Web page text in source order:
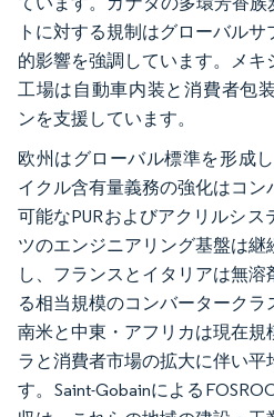
トに対する規制はグローバル
的影響を強調しています。メキ
工場は自動車内装と消費者包
ンを支援しています。
欧州はグローバル標準を形成
イクル含有量義務の強化はコ
可能なPURおよびアクリルシス
ツのエンジニアリング基盤は
し、フランスとイタリアは無
る相当規模のコンバータークラ
南米と中東・アフリカは現在規
ラと消費者市場の拡大に伴い平
す。Saint-Gobainによる